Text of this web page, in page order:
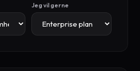
Jeg vil gerne